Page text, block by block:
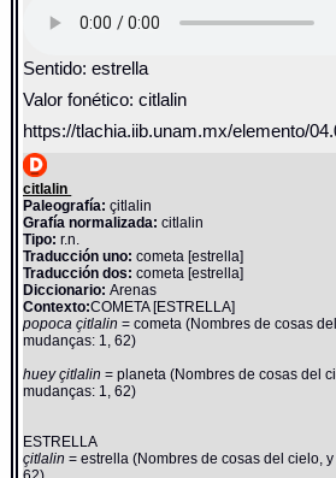
Sentido: estrella
Valor fonético: citlalin
https://tlachia.iib.unam.mx/elemento/
citlalin
Paleografía: çitlalin
Grafía normalizada: citlalin
Tipo: r.n.
Traducción uno: cometa [estrella]
Traducción dos: cometa [estrella]
Diccionario:Arenas
Contexto:COMETA [ESTRELLA]
popoca çitlalin= cometa (Nombres de cosas
mudanças: 1, 62)
huey çitlalin= planeta (Nombres de cosas del
mudanças: 1, 62)
ESTRELLA
çitlalin= estrella (Nombres de cosas del cielo,